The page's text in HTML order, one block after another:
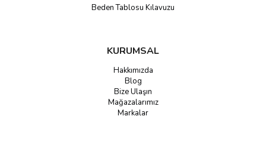
Beden Tablosu Kılavuzu
KURUMSAL
Hakkımızda
Blog
Bize Ulaşın
Mağazalarımız
Markalar